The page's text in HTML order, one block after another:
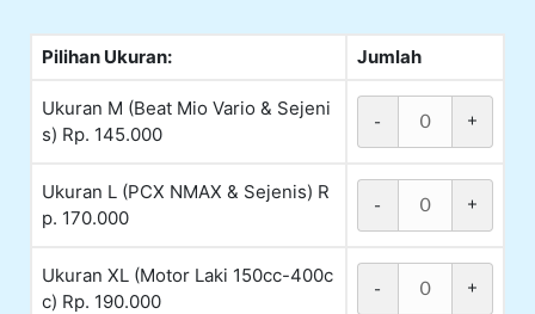
Pilihan Ukuran: Jumlah
Ukuran M (Beat Mio Vario & Sejeni
s) Rp. 145.000
- +
Ukuran L (PCX NMAX & Sejenis) R
p. 170.000
- +
Ukuran XL (Motor Laki 150cc-400c
c) Rp. 190.000
- +